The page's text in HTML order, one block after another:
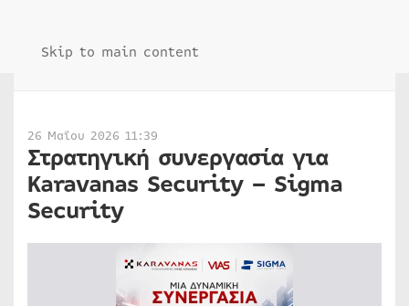
Skip to main content
26 Μαΐου 2026 11:39
Στρατηγική συνεργασία για
Karavanas Security – Sigma
Security